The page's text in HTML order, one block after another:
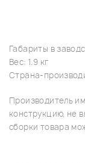
Габариты в
Вес: 1.9 кг
Страна-
Производитель
конструкцию, не
сборки товара